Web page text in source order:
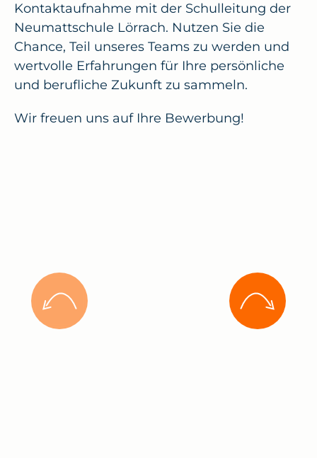
Kontaktaufnahme mit der Schulleitung der
Neumattschule Lörrach. Nutzen Sie die
Chance, Teil unseres Teams zu werden und
wertvolle Erfahrungen für Ihre persönliche
und berufliche Zukunft zu sammeln.
Wir freuen uns auf Ihre Bewerbung!